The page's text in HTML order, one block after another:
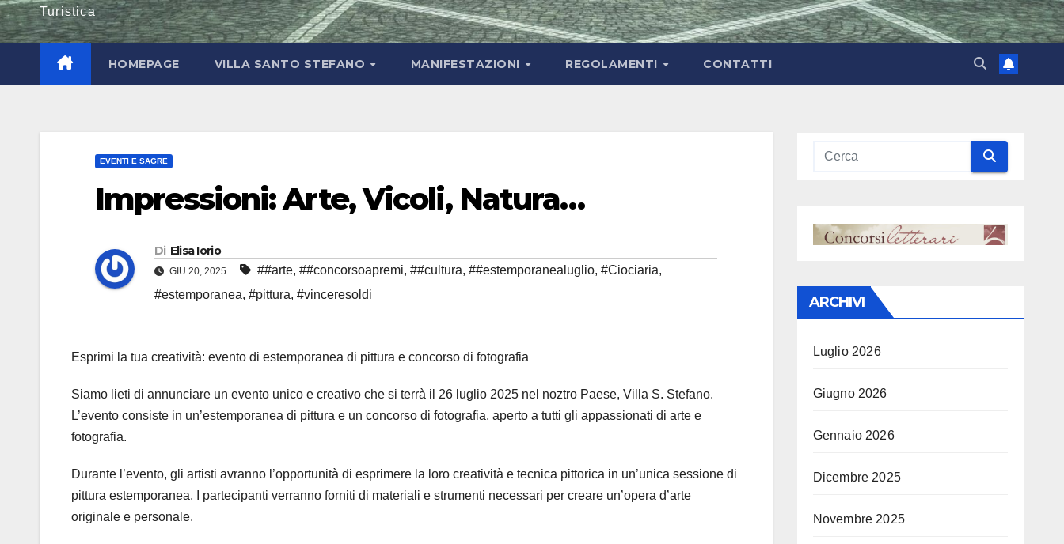
Turistica
HOMEPAGE VILLA SANTO STEFANO MANIFESTAZIONI REGOLAMENTI CONTATTI
EVENTI E SAGRE
Impressioni: Arte, Vicoli, Natura…
Di Elisa Iorio
GIU 20, 2025 ##arte, ##concorsoapremi, ##cultura, ##estemporanealuglio, #Ciociaria,
#estemporanea, #pittura, #vinceresoldi
Esprimi la tua creatività: evento di estemporanea di pittura e concorso di fotografia
Siamo lieti di annunciare un evento unico e creativo che si terrà il 26 luglio 2025 nel noztro Paese, Villa S. Stefano.
L’evento consiste in un’estemporanea di pittura e un concorso di fotografia, aperto a tutti gli appassionati di arte e
fotografia.
Durante l’evento, gli artisti avranno l’opportunità di esprimere la loro creatività e tecnica pittorica in un’unica sessione di
pittura estemporanea. I partecipanti verranno forniti di materiali e strumenti necessari per creare un’opera d’arte
originale e personale.
ARCHIVI
Luglio 2026
Giugno 2026
Gennaio 2026
Dicembre 2025
Novembre 2025